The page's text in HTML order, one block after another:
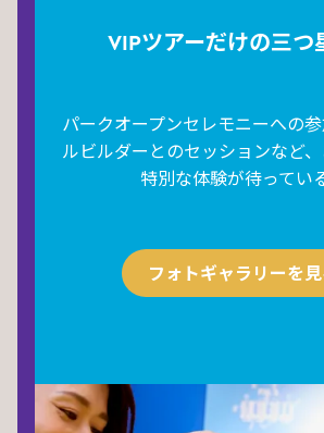
VIPツアーだけの三つ
パークオープンセレモニーへの
ルビルダーとのセッションなど
特別な体験が待ってい
フォトギャラリーを見